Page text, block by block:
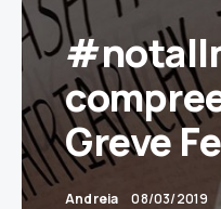
Greve
Andreia 08/03/2019